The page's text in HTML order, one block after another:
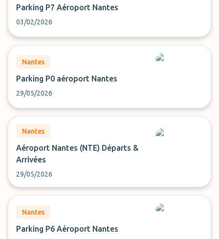
Parking P7 Aéroport Nantes
03/02/2026
Nantes
Parking P0 aéroport Nantes
29/05/2026
Nantes
Aéroport Nantes (NTE) Départs &
Arrivées
29/05/2026
Nantes
Parking P6 Aéroport Nantes